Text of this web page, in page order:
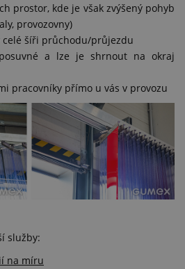
prostor, kde je však zvýšený pohyb
provozovny)
šíři průchodu/průjezdu
a lze je shrnout na okraj
pracovníky přímo u vás v provozu
služby:
na míru